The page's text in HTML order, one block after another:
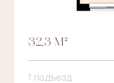
32,3 М²
1 подъезд